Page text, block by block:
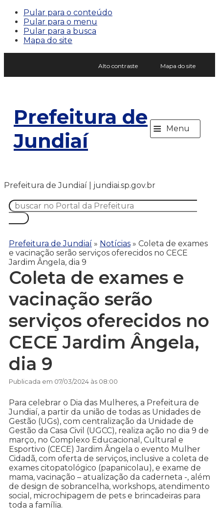
Pular para o conteúdo
Pular para o menu
Pular para a busca
Mapa do site
Alto contraste Mapa do site
Prefeitura de
Jundiaí
≡ Menu
Prefeitura de Jundiaí | jundiai.sp.gov.br
Prefeitura de Jundiaí » Notícias » Coleta de exames
e vacinação serão serviços oferecidos no CECE
Jardim Ângela, dia 9
Coleta de exames e
vacinação serão
serviços oferecidos no
CECE Jardim Ângela,
dia 9
Publicada em 07/03/2024 às 08:00
Para celebrar o Dia das Mulheres, a Prefeitura de
Jundiaí, a partir da união de todas as Unidades de
Gestão (UGs), com centralização da Unidade de
Gestão da Casa Civil (UGCC), realiza ação no dia 9 de
março, no Complexo Educacional, Cultural e
Esportivo (CECE) Jardim Ângela o evento Mulher
Cidadã, com oferta de serviços, inclusive a coleta de
exames citopatológico (papanicolau), e exame de
mama, vacinação – atualização da caderneta -, além
de design de sobrancelha, workshops, atendimento
social, microchipagem de pets e brincadeiras para
toda a família.